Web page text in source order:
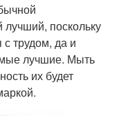
поскольку
трудом, да и
лучшие. Мыть
их будет